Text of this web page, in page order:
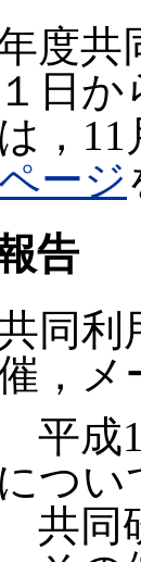
度共
日
，11
ージ
告
同利
，メ
成19
つい
究